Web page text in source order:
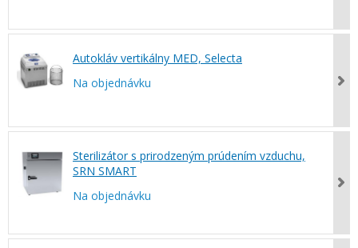
Autokláv vertikálny MED, Selecta
Na objednávku
Sterilizátor s prirodzeným prúdením vzduchu,
SRN SMART
Na objednávku